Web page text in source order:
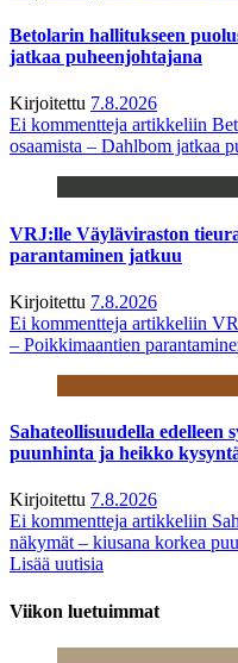
Betolarin hallitukseen
jatkaa puheenjohtajana
Kirjoitettu 7.8.2026
Ei kommentteja artikkeliin
osaamista – Dahlbom jatkaa
VRJ:lle Väyläviraston
parantaminen jatkuu
Kirjoitettu 7.8.2026
Ei kommentteja artikkeliin
– Poikkimaantien
Sahateollisuudella edelleen
puunhinta ja heikko
Kirjoitettu 7.8.2026
Ei kommentteja artikkeliin
näkymät – kiusana korkea
Lisää uutisia
Viikon luetuimmat